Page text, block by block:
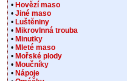
• Hovězí maso
• Jiné maso
• Luštěniny
• Mikrovlnná trouba
• Minutky
• Mleté maso
• Mořské plody
• Moučníky
• Nápoje